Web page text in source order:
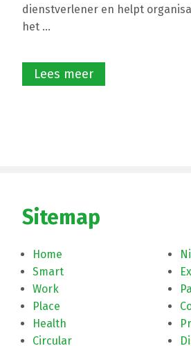
dienstverlener en helpt
het ...
Lees meer
Sitemap
Home
Smart
Work
Place
Health
Circular